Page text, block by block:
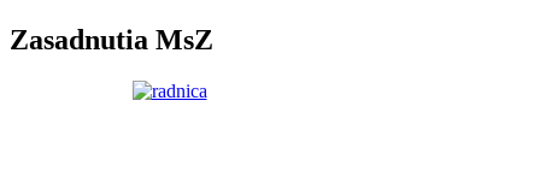
Zasadnutia MsZ